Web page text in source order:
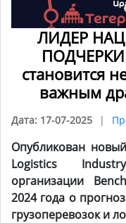
ЛИДЕР
становится
важным
Дата: 17-07-2025
Опубликован
Logistics
организации
2024 года о
грузоперевозок и